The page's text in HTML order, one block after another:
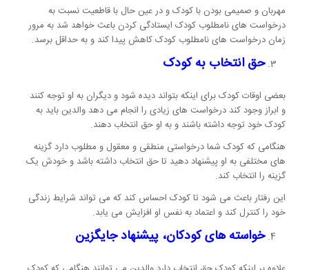
مهربان و صمیمی بودن با کودک و در عین حال با قاطعیت نسبت به
درخواست های نامطلوب کودک ایستادگی کردن باعث خواهد شد به مرور
زمان درخواست های نامطلوب کودک کاهش پیدا کند و به حداقل برسد.
حق انتخاب به کودک
بعضی اوقات کودک برای اینکه بتواند دیده شود و دیگران به او توجه کنند
و ابراز وجود کند درخواست های زیادی را انجام می دهد والدین باید به
کودک خود توجه داشته باشند و به او حق انتخاب دهند.
هنگامی که کودک شما درخواستی منطقی و معقول و مطلوب دارد گزینه
های مختلفی به او پیشنهاد دهید تا حق انتخاب داشته باشد و خودش یک
گزینه را انتخاب کند.
این رفتار باعث می شود تا کودک احساس کند که می تواند شرایط زندگی
خود را کنترل کند و اعتماد به نفس او افزایش می یابد.
خواسته های کودکان، پیشنهاد جایگزین